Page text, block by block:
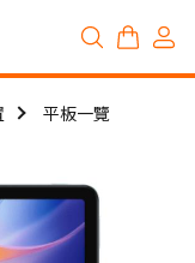
平板一覽